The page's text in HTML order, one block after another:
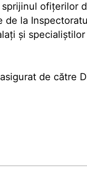
ofiţerilor
la
şi
de către